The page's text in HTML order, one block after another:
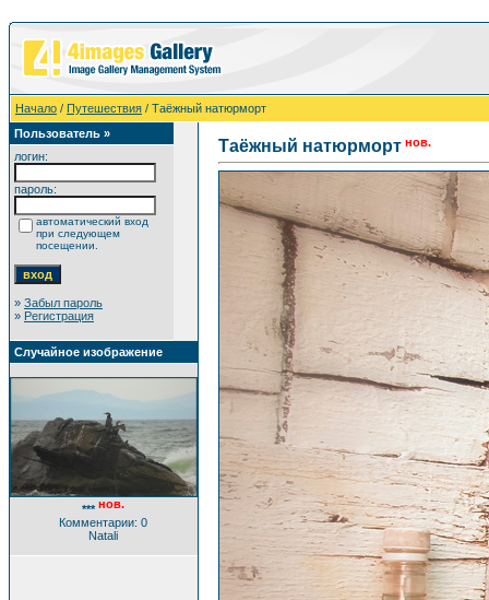
Начало / Путешествия / Таёжный натюрморт
Пользователь »
логин:
пароль:
автоматический вход
при следующем
посещении.
» Забыл пароль
» Регистрация
Случайное изображение
*** нов.
Комментарии: 0
Natali
Таёжный натюрморт нов.